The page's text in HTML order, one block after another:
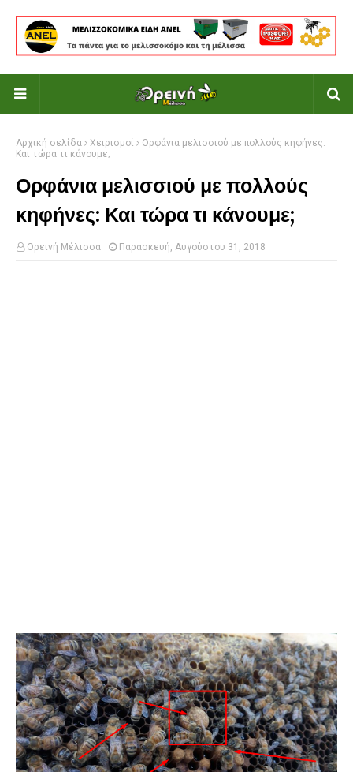
Αρχική σελίδα Χειρισμοί
Ορφάνια μελισσιού με πολλούς κηφήνες:
Και τώρα τι κάνουμε;
Ορφάνια μελισσιού με πολλούς
κηφήνες: Και τώρα τι κάνουμε;
Ορεινή Μέλισσα Παρασκευή, Αυγούστου 31, 2018